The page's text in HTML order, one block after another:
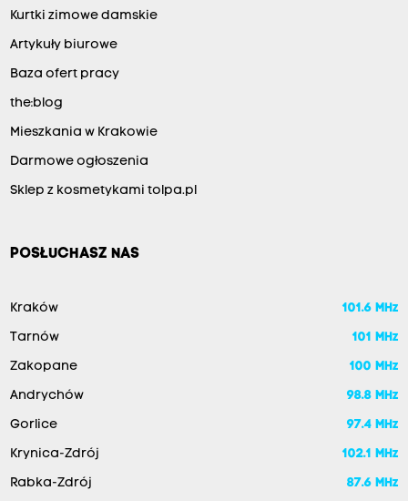
Kurtki zimowe damskie
Artykuły biurowe
Baza ofert pracy
the:blog
Mieszkania w Krakowie
Darmowe ogłoszenia
Sklep z kosmetykami tolpa.pl
POSŁUCHASZ NAS
Kraków 101.6 MHz
Tarnów 101 MHz
Zakopane 100 MHz
Andrychów 98.8 MHz
Gorlice 97.4 MHz
Krynica-Zdrój 102.1 MHz
Rabka-Zdrój 87.6 MHz